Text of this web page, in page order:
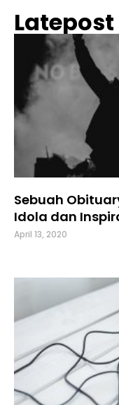
Latepost
Sebuah
Idola dan
April 13, 2020